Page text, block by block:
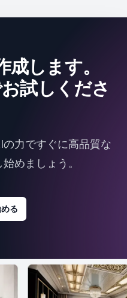
します。
試しくださ
力ですぐに高品質な
めましょう。
る